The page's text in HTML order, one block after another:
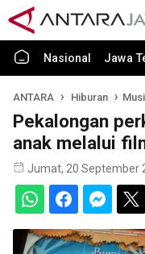
Nasional Jawa
ANTARA Hiburan
Pekalongan
anak melalui
Jumat, 20 September